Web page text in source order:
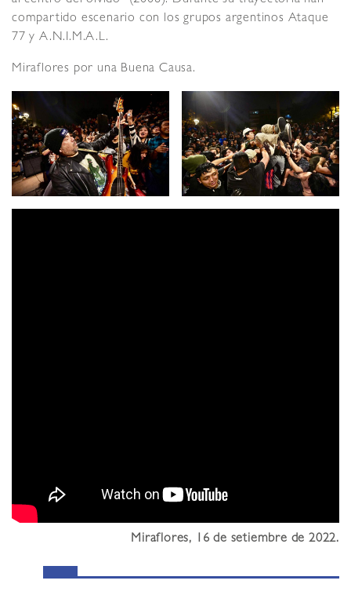
compartido escenario con los grupos argentinos Ataque
77 y A.N.I.M.A.L.
Miraflores por una Buena Causa.
Miraflores, 16 de setiembre de 2022.